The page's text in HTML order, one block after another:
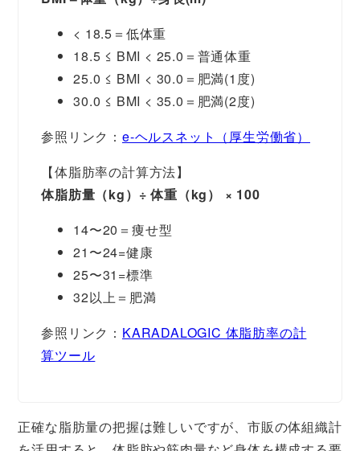
< 18.5＝低体重
18.5 ≤ BMI < 25.0＝普通体重
25.0 ≤ BMI < 30.0＝肥満(1度)
30.0 ≤ BMI < 35.0＝肥満(2度)
参照リンク： e-ヘルスネット（厚生労働省）
【体脂肪率の計算方法】
体脂肪量（kg）÷ 体重（kg） × 100
14〜20＝痩せ型
21〜24=健康
25〜31=標準
32以上＝肥満
参照リンク： KARADALOGIC 体脂肪率の計
算ツール
正確な脂肪量の把握は難しいですが、市販の体組織計